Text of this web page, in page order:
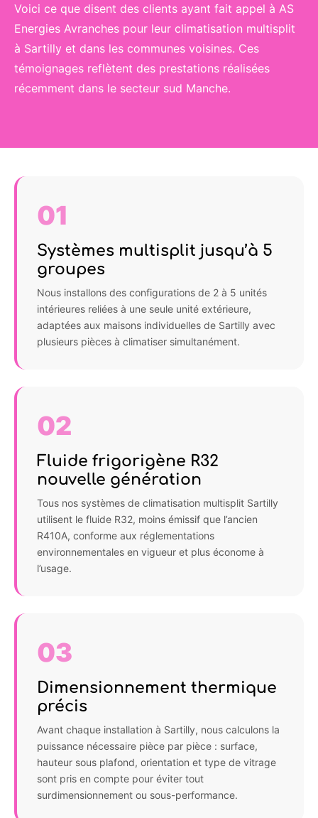
Voici ce que disent des clients ayant fait appel à AS
Energies Avranches pour leur climatisation multisplit
à Sartilly et dans les communes voisines. Ces
témoignages reflètent des prestations réalisées
récemment dans le secteur sud Manche.
01
Systèmes multisplit jusqu’à 5
groupes
Nous installons des configurations de 2 à 5 unités
intérieures reliées à une seule unité extérieure,
adaptées aux maisons individuelles de Sartilly avec
plusieurs pièces à climatiser simultanément.
02
Fluide frigorigène R32
nouvelle génération
Tous nos systèmes de climatisation multisplit Sartilly
utilisent le fluide R32, moins émissif que l’ancien
R410A, conforme aux réglementations
environnementales en vigueur et plus économe à
l’usage.
03
Dimensionnement thermique
précis
Avant chaque installation à Sartilly, nous calculons la
puissance nécessaire pièce par pièce : surface,
hauteur sous plafond, orientation et type de vitrage
sont pris en compte pour éviter tout
surdimensionnement ou sous-performance.